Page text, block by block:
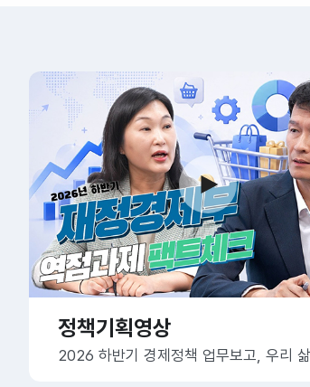
정책기획영상